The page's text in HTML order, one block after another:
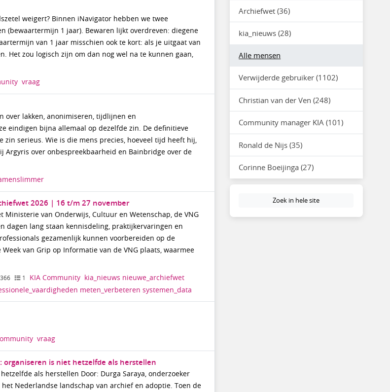
weigert? Binnen iNavigator hebben we twee
(bewaartermijn 1 jaar). Bewaren lijkt overdreven: diegene
van 1 jaar misschien ook te kort: als je uitgaat van
Het zou logisch zijn om dan nog wel na te kunnen gaan,
vraag
over lakken, anonimiseren, tijdlijnen en
eindigen bijna allemaal op dezelfde zin. De definitieve
serieus. Wie is die mens precies, hoeveel tijd heeft hij,
over onbespreekbaarheid en Bainbridge over de
2026 | 16 t/m 27 november
van Onderwijs, Cultuur en Wetenschap, de VNG
dagen lang staan kennisdeling, praktijkervaringen en
gezamenlijk kunnen voorbereiden op de
van Grip op Informatie van de VNG plaats, waarmee
1 KIA Community kia_nieuws nieuwe_archiefwet
meten_verbeteren systemen_data
vraag
is niet hetzelfde als herstellen
als herstellen Door: Durga Saraya, onderzoeker
Nederlandse landschap van archief en adoptie. Toen de
Archiefwet (36)
kia_nieuws (28)
Alle mensen
Verwijderde gebruiker (1102)
Christian van der Ven (248)
Community manager KIA (101)
Ronald de Nijs (35)
Corinne Boeijinga (27)
Zoek in hele site